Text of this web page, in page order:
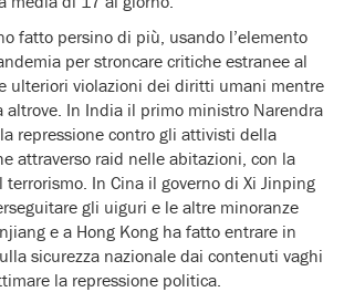
fatto persino di più, usando l’elemento
per stroncare critiche estranee al
ulteriori violazioni dei diritti umani mentre
altrove. In India il primo ministro Narendra
repressione contro gli attivisti della
attraverso raid nelle abitazioni, con la
In Cina il governo di Xi Jinping
gli uiguri e le altre minoranze
e a Hong Kong ha fatto entrare in
sicurezza nazionale dai contenuti vaghi
la repressione politica.